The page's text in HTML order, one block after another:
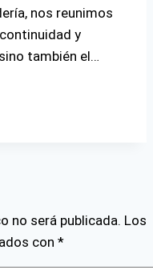
nos reunimos
y
también el…
no será publicada. Los
con *